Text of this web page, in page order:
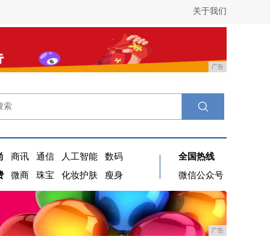
关于我们
广告
商讯 通信 人工智能
数码
微商 珠宝 化妆护肤 瘦身
全国热线
微信公众号
广告